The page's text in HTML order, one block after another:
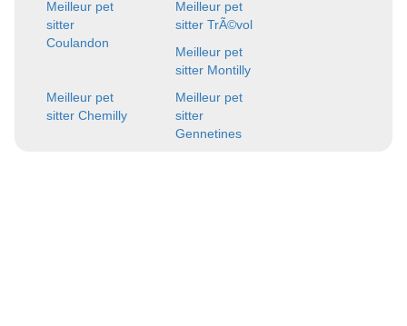
Meilleur pet
sitter
Coulandon
Meilleur pet
sitter TrÃ©vol
Meilleur pet
sitter Montilly
Meilleur pet
sitter Chemilly
Meilleur pet
sitter
Gennetines